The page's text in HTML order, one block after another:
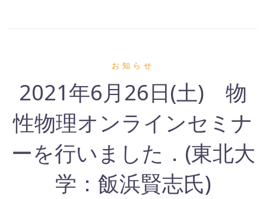
お知らせ
2021年6月26日(土) 物
性物理オンラインセミナ
ーを行いました．(東北大
学：飯浜賢志氏)